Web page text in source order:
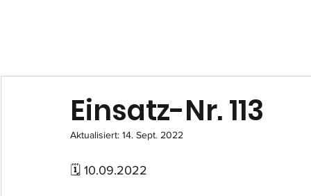
Einsatz-Nr. 113
Aktualisiert: 14. Sept. 2022
🗓 10.09.2022